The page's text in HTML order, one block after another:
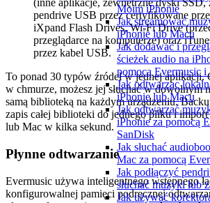
Moim iPhonie
Jak streamować
iPhonie lub Macu
Jak dodawać i
ścieżek audio na
pomocą Evermusic i
Jak odtwarzac
iPhonie lub Macu
Jak odtwarzać
iPhonie za pomocą
SanDisk
Jak słuchać
Mac za pomocą
Jak podłączyć
słuchać muzyki lub
Jak używać
(inne aplikacje, zewnętrzne dyski
pendrive USB przez certyfikowane
iXpand Flash Drives, Wi-Fi Drive
przeglądarce na komputerze) oraz
przez kabel USB.
To ponad 30 typów źródeł w jednej aplikacji.
w chmurze, możesz jej słuchać w dowolnym
samą biblioteką na każdym urządzeniu.
zapis całej biblioteki do jednego pliku i
lub Mac w kilka sekund.
Płynne odtwarzanie
Evermusic używa inteligentnego wstępnego
konfigurowalnej pamięci podręcznej